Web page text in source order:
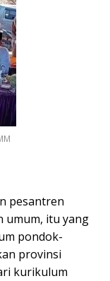
pesantren
umum, itu yang
pondok-
provinsi
kurikulum